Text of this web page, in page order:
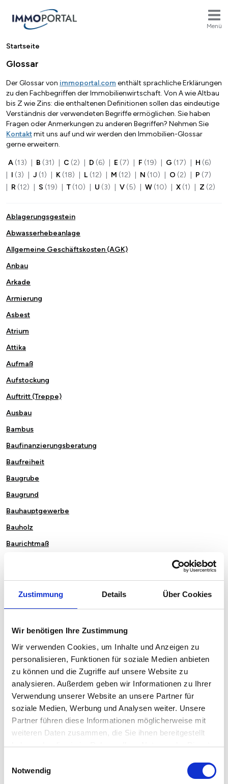
Zustimmung Details Über Cookies
Wir benötigen Ihre Zustimmung
Wir verwenden Cookies, um Inhalte und Anzeigen zu
personalisieren, Funktionen für soziale Medien anbieten
zu können und die Zugriffe auf unsere Website zu
analysieren. Außerdem geben wir Informationen zu Ihrer
Verwendung unserer Website an unsere Partner für
soziale Medien, Werbung und Analysen weiter. Unsere
Partner führen diese Informationen möglicherweise mit
weiteren Daten zusammen, die Sie ihnen bereitgestellt
haben oder die sie im Rahmen Ihrer Nutzung der Dienste
Notwendig
Menü
Breadcrumb
Startseite
Glossar
Der Glossar von immoportal.com enthält sprachliche Erklärungen
zu den Fachbegriffen der Immobilienwirtschaft. Von A wie Altbau
bis Z wie Zins: die enthaltenen Definitionen sollen das eindeutige
Verständnis der verwendeten Begriffe ermöglichen. Sie haben
Fragen oder Anmerkungen zu anderen Begriffen? Nehmen Sie
Kontaktmit uns auf und wir werden den Immobilien-Glossar
gerne erweitern.
A (13) B (31) C (2) D (6) E (7) F (19) G (17) H (6)
I (3) J (1) K (18) L (12) M (12) N (10) O (2) P (7)
R (12) S (19) T (10) U (3) V (5) W (10) X (1) Z (2)
Ablagerungsgestein
Abwasserhebeanlage
Allgemeine Geschäftskosten (AGK)
Anbau
Arkade
Armierung
Asbest
Atrium
Attika
Aufmaß
Aufstockung
Auftritt (Treppe)
Ausbau
Bambus
Baufinanzierungsberatung
Baufreiheit
Baugrube
Baugrund
Bauhauptgewerbe
Bauholz
Baurichtmaß
Baustoffklasse
Bautagesbericht
Bebauungsverbot
Behaglichkeit
Belüftetes Dach
Beschränkte persönliche Dienstbarkeit
Beton
Binderverband / Kopfverband (Mauerwerk)